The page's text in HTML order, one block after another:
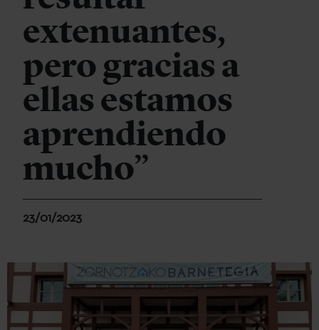
extenuantes,
pero gracias a
ellas estamos
aprendiendo
mucho”
23/01/2023